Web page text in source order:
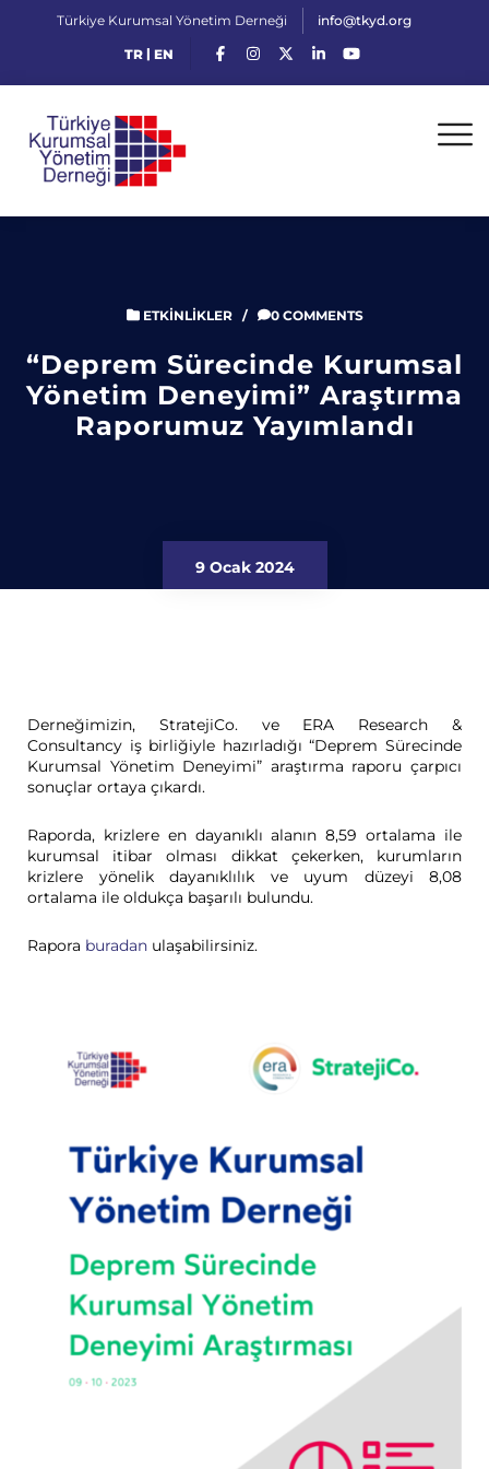
Türkiye Kurumsal Yönetim Derneği info@tkyd.org
TR| EN
ETKINLIKLER/ 0 COMMENTS
“Deprem Sürecinde Kurumsal
Yönetim Deneyimi” Araştırma
Raporumuz Yayımlandı
9 Ocak 2024
Derneğimizin, StratejiCo. ve ERA Research &
Consultancy iş birliğiyle hazırladığı “Deprem Sürecinde
Kurumsal Yönetim Deneyimi” araştırma raporu çarpıcı
sonuçlar ortaya çıkardı.
Raporda, krizlere en dayanıklı alanın 8,59 ortalama ile
kurumsal itibar olması dikkat çekerken, kurumların
krizlere yönelik dayanıklılık ve uyum düzeyi 8,08
ortalama ile oldukça başarılı bulundu.
Rapora buradan ulaşabilirsiniz.